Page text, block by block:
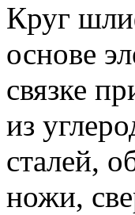
Круг
основе
связке
из
сталей,
ножи,